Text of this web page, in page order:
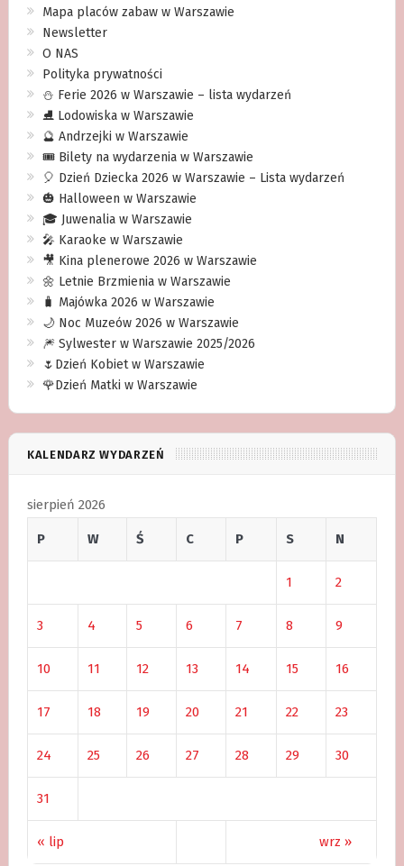
Mapa placów zabaw w Warszawie
Newsletter
O NAS
Polityka prywatności
⛄️ Ferie 2026 w Warszawie – lista wydarzeń
⛸ Lodowiska w Warszawie
🔮 Andrzejki w Warszawie
🎟️ Bilety na wydarzenia w Warszawie
🎈 Dzień Dziecka 2026 w Warszawie – Lista wydarzeń
🎃 Halloween w Warszawie
🎓 Juwenalia w Warszawie
🎤 Karaoke w Warszawie
🎥 Kina plenerowe 2026 w Warszawie
🌼 Letnie Brzmienia w Warszawie
🧳 Majówka 2026 w Warszawie
🌙 Noc Muzeów 2026 w Warszawie
🎆 Sylwester w Warszawie 2025/2026
🌷Dzień Kobiet w Warszawie
🌹Dzień Matki w Warszawie
KALENDARZ WYDARZEŃ
sierpień 2026
P W Ś C P S N
« lip wrz »
1 2
3 4 5 6 7 8 9
10 11 12 13 14 15 16
17 18 19 20 21 22 23
24 25 26 27 28 29 30
31